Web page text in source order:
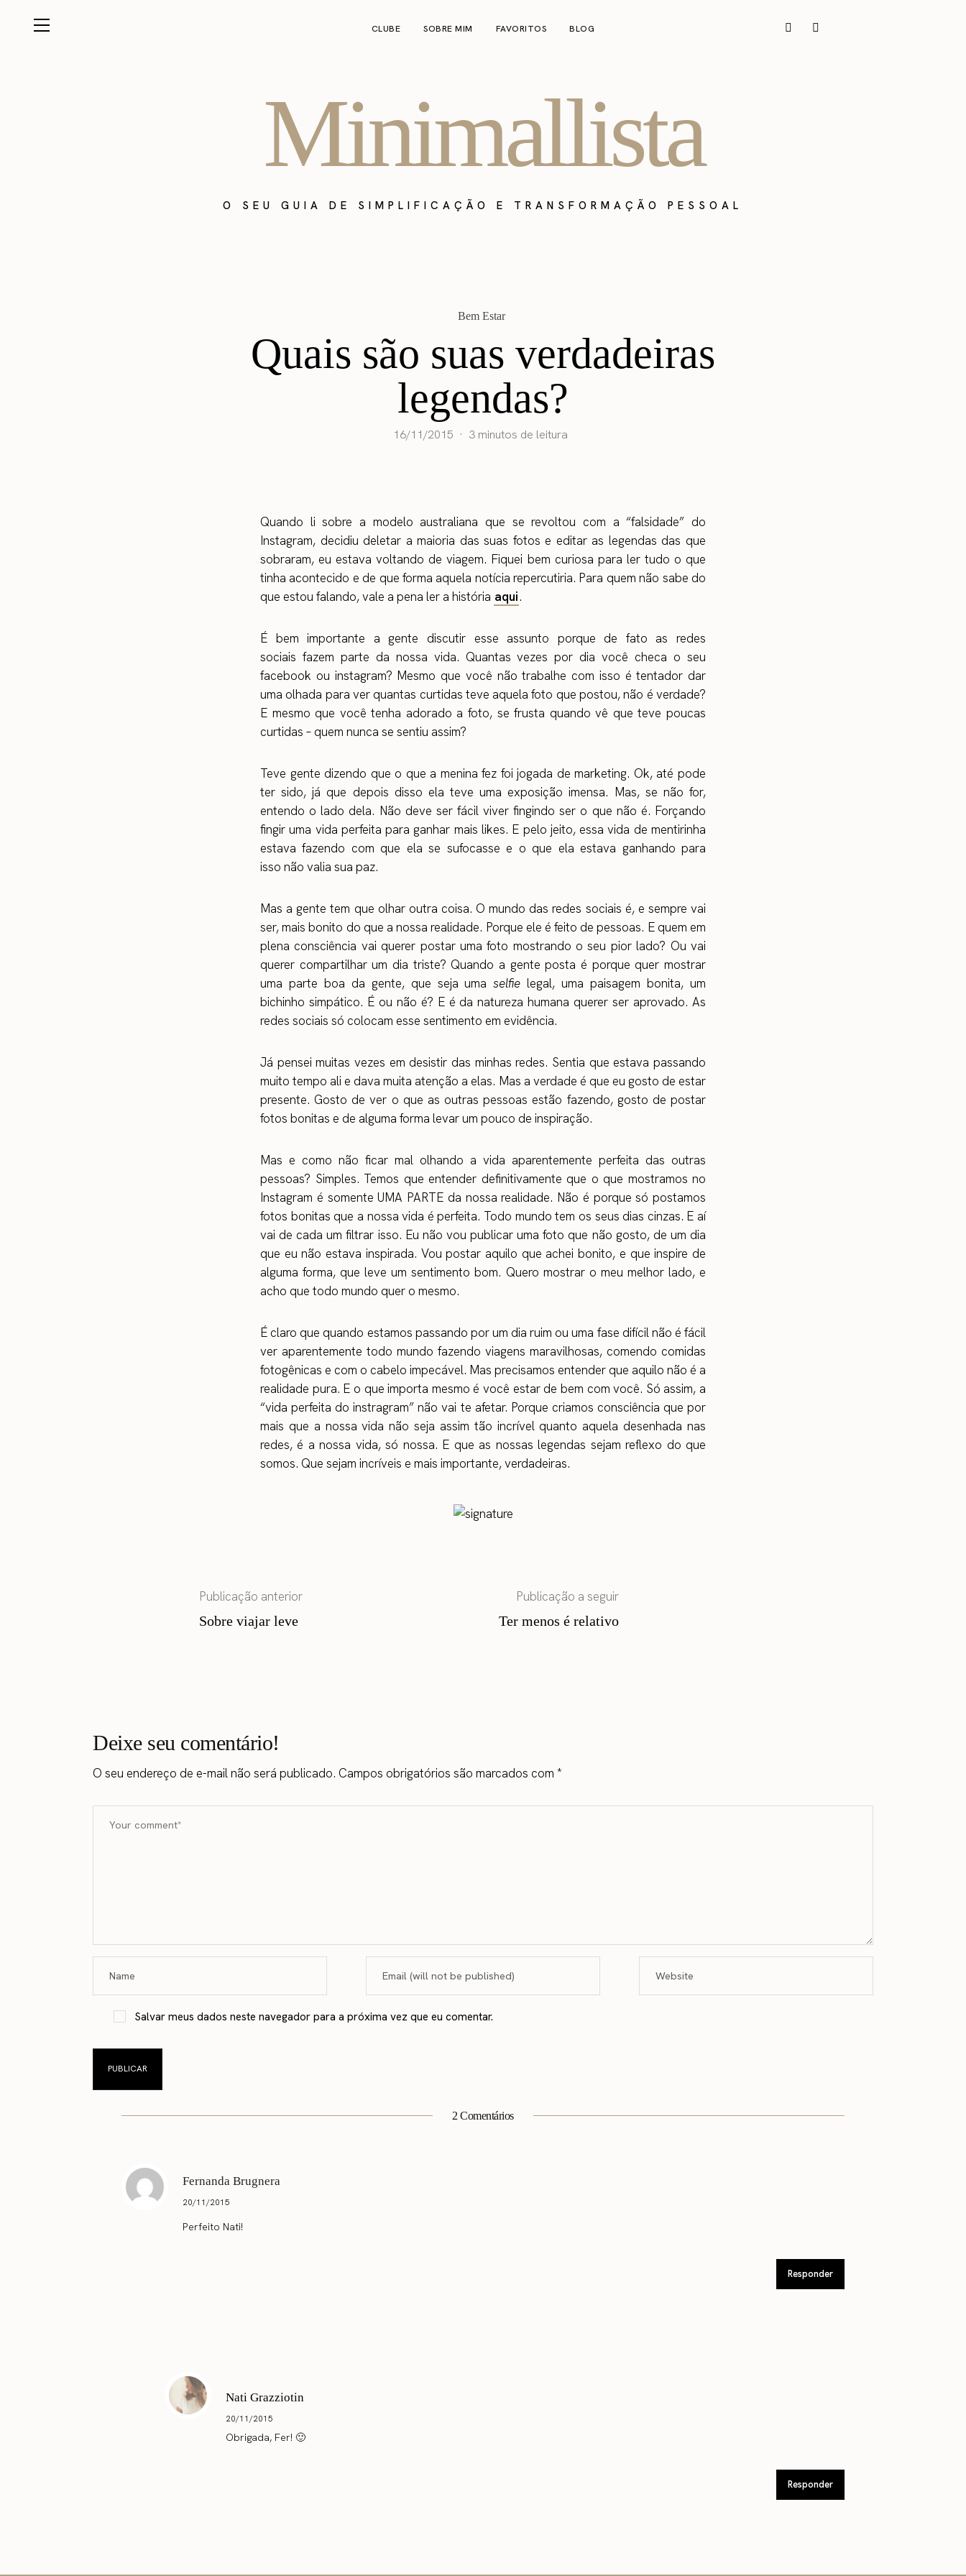
CLUBE SOBRE MIM FAVORITOS BLOG
Minimallista
O SEU GUIA DE SIMPLIFICAÇÃO E TRANSFORMAÇÃO PESSOAL
Bem Estar
Quais são suas verdadeiras
legendas?
16/11/2015 3 minutos de leitura
Quando li sobre a modelo australiana que se revoltou com a “falsidade” do
Instagram, decidiu deletar a maioria das suas fotos e editar as legendas das que
sobraram, eu estava voltando de viagem. Fiquei bem curiosa para ler tudo o que
tinha acontecido e de que forma aquela notícia repercutiria. Para quem não sabe do
que estou falando, vale a pena ler a história aqui.
É bem importante a gente discutir esse assunto porque de fato as redes
sociais fazem parte da nossa vida. Quantas vezes por dia você checa o seu
facebook ou instagram? Mesmo que você não trabalhe com isso é tentador dar
uma olhada para ver quantas curtidas teve aquela foto que postou, não é verdade?
E mesmo que você tenha adorado a foto, se frusta quando vê que teve poucas
curtidas – quem nunca se sentiu assim?
Teve gente dizendo que o que a menina fez foi jogada de marketing. Ok, até pode
ter sido, já que depois disso ela teve uma exposição imensa. Mas, se não for,
entendo o lado dela. Não deve ser fácil viver fingindo ser o que não é. Forçando
fingir uma vida perfeita para ganhar mais likes. E pelo jeito, essa vida de mentirinha
estava fazendo com que ela se sufocasse e o que ela estava ganhando para
isso não valia sua paz.
Mas a gente tem que olhar outra coisa. O mundo das redes sociais é, e sempre vai
ser, mais bonito do que a nossa realidade. Porque ele é feito de pessoas. E quem em
plena consciência vai querer postar uma foto mostrando o seu pior lado? Ou vai
querer compartilhar um dia triste? Quando a gente posta é porque quer mostrar
uma parte boa da gente, que seja umaselfie legal, uma paisagem bonita, um
bichinho simpático. É ou não é? E é da natureza humana querer ser aprovado. As
redes sociais só colocam esse sentimento em evidência.
Já pensei muitas vezes em desistir das minhas redes. Sentia que estava passando
muito tempo ali e dava muita atenção a elas. Mas a verdade é que eu gosto de estar
presente. Gosto de ver o que as outras pessoas estão fazendo, gosto de postar
fotos bonitas e de alguma forma levar um pouco de inspiração.
Mas e como não ficar mal olhando a vida aparentemente perfeita das outras
pessoas? Simples. Temos que entender definitivamente que o que mostramos no
Instagram é somente UMA PARTE da nossa realidade. Não é porque só postamos
fotos bonitas que a nossa vida é perfeita. Todo mundo tem os seus dias cinzas. E aí
vai de cada um filtrar isso. Eu não vou publicar uma foto que não gosto, de um dia
que eu não estava inspirada. Vou postar aquilo que achei bonito, e que inspire de
alguma forma, que leve um sentimento bom. Quero mostrar o meu melhor lado, e
acho que todo mundo quer o mesmo.
É claro que quando estamos passando por um dia ruim ou uma fase difícil não é fácil
ver aparentemente todo mundo fazendo viagens maravilhosas, comendo comidas
fotogênicas e com o cabelo impecável. Mas precisamos entender que aquilo não é a
realidade pura. E o que importa mesmo é você estar de bem com você. Só assim, a
“vida perfeita do instragram” não vai te afetar. Porque criamos consciência que por
mais que a nossa vida não seja assim tão incrível quanto aquela desenhada nas
redes, é a nossa vida, só nossa. E que as nossas legendas sejam reflexo do que
somos. Que sejam incríveis e mais importante, verdadeiras.
Publicação anterior
Sobre viajar leve
Publicação a seguir
Ter menos é relativo
Deixe seu comentário!
O seu endereço de e-mail não será publicado. Campos obrigatórios são marcados com*
Salvar meus dados neste navegador para a próxima vez que eu comentar.
2 Comentários
Fernanda Brugnera
20/11/2015
Perfeito Nati!
Responder
Nati Grazziotin
20/11/2015
Obrigada, Fer! 🙂
Responder